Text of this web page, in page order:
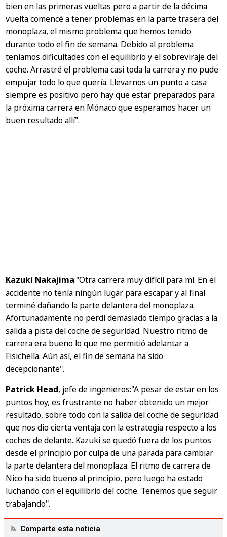
bien en las primeras vueltas pero a partir de la décima
vuelta comencé a tener problemas en la parte trasera del
monoplaza, el mismo problema que hemos tenido
durante todo el fin de semana. Debido al problema
teníamos dificultades con el equilibrio y el sobreviraje del
coche. Arrastré el problema casi toda la carrera y no pude
empujar todo lo que quería. Llevarnos un punto a casa
siempre es positivo pero hay que estar preparados para
la próxima carrera en Mónaco que esperamos hacer un
buen resultado allí".
Kazuki Nakajima:"Otra carrera muy difícil para mí. En el
accidente no tenía ningún lugar para escapar y al final
terminé dañando la parte delantera del monoplaza.
Afortunadamente no perdí demasiado tiempo gracias a la
salida a pista del coche de seguridad. Nuestro ritmo de
carrera era bueno lo que me permitió adelantar a
Fisichella. Aún así, el fin de semana ha sido
decepcionante".
Patrick Head, jefe de ingenieros:"A pesar de estar en los
puntos hoy, es frustrante no haber obtenido un mejor
resultado, sobre todo con la salida del coche de seguridad
que nos dio cierta ventaja con la estrategia respecto a los
coches de delante. Kazuki se quedó fuera de los puntos
desde el principio por culpa de una parada para cambiar
la parte delantera del monoplaza. El ritmo de carrera de
Nico ha sido bueno al principio, pero luego ha estado
luchando con el equilibrio del coche. Tenemos que seguir
trabajando".
Comparte esta noticia